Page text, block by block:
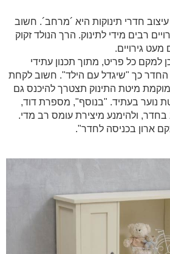
חדרי תינוקות היא ´מרחב´. חשוב
רבים מידי לתינוק. הרך הנולד זקוק
מעט גירויים.
למקם כל פריט, מתוך תכנון עתידי
כך "שיגדל עם הילד". חשוב לקחת
מיטת התינוק תצטרך להיכנס גם
נוער בעתיד. "בנוסף", מספרת דוד,
ולהימנע מיצירת עומס רב מדי.
ארון בכניסה לחדר".